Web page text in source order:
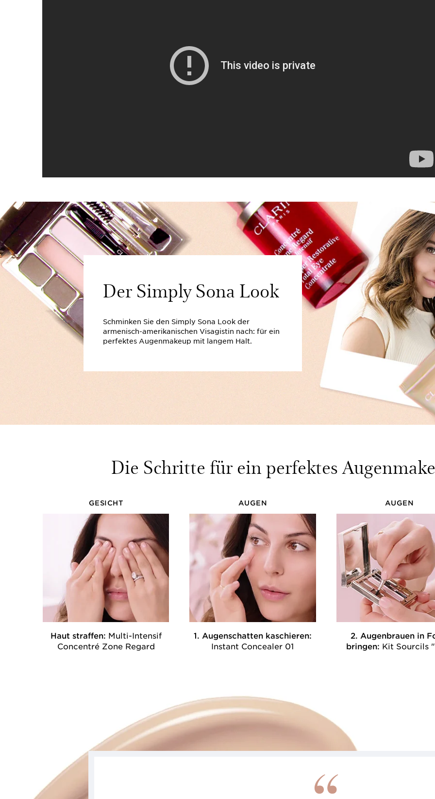
Der Simply Sona Look
Schminken Sie den Simply Sona Look der
armenisch-amerikanischen Visagistin nach: für ein
perfektes Augenmakeup mit langem Halt.
Die Schritte für ein perfektes
GESICHT
Haut straffen: Multi-Intensif
Concentré Zone Regard
AUGEN
1. Augenschatten kaschieren:
Instant Concealer 01
AUGEN
2. Augenbrauen in
bringen: Kit Sourcils